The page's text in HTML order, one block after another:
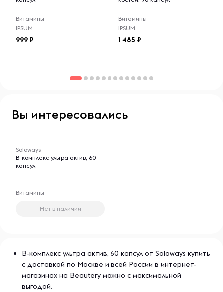
Витамины
IPSUM
999
Витамины
IPSUM
1 485
Вы интересовались
Soloways
B-комплекс ультра актив, 60
капсул
Витамины
Нет в наличии
B-комплекс ультра актив, 60 капсул от Soloways купить
с доставкой по Москве и всей России в интернет-
магазинах на Beautery можно с максимальной
выгодой.